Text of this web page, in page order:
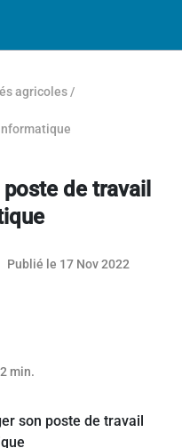
agricoles /
de travail
Publié le 17 Nov 2022
min.